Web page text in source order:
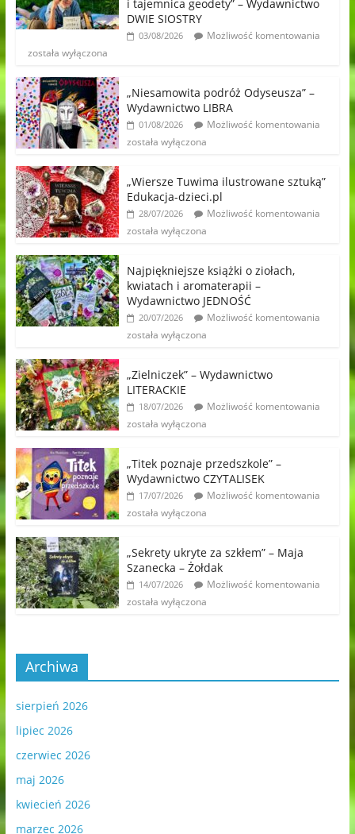
i tajemnica geodety” – Wydawnictwo
DWIE SIOSTRY
03/08/2026
Możliwość komentowania
została wyłączona
„Niesamowita podróż Odyseusza” –
Wydawnictwo LIBRA
01/08/2026
Możliwość komentowania
została wyłączona
„Wiersze Tuwima ilustrowane sztuką”
Edukacja-dzieci.pl
28/07/2026
Możliwość komentowania
została wyłączona
Najpiękniejsze książki o ziołach,
kwiatach i aromaterapii –
Wydawnictwo JEDNOŚĆ
20/07/2026
Możliwość komentowania
została wyłączona
„Zielniczek” – Wydawnictwo
LITERACKIE
18/07/2026
Możliwość komentowania
została wyłączona
„Titek poznaje przedszkole” –
Wydawnictwo CZYTALISEK
17/07/2026
Możliwość komentowania
została wyłączona
„Sekrety ukryte za szkłem” – Maja
Szanecka – Żołdak
14/07/2026
Możliwość komentowania
została wyłączona
Archiwa
sierpień 2026
lipiec 2026
czerwiec 2026
maj 2026
kwiecień 2026
marzec 2026